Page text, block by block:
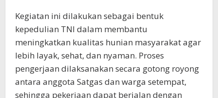
Kegiatan ini dilakukan sebagai bentuk
kepedulian TNI dalam membantu
meningkatkan kualitas hunian masyarakat agar
lebih layak, sehat, dan nyaman. Proses
pengerjaan dilaksanakan secara gotong royong
antara anggota Satgas dan warga setempat,
sehingga pekerjaan dapat berjalan dengan